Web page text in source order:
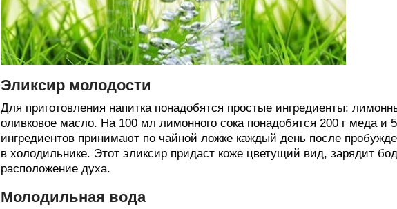
Эликсир молодости
Для приготовления напитка понадобятся простые ингредиенты:
оливковое масло. На 100 мл лимонного сока понадобятся 200 г меда
ингредиентов принимают по чайной ложке каждый день после
в холодильнике. Этот эликсир придаст коже цветущий вид, зарядит
расположение духа.
Молодильная вода